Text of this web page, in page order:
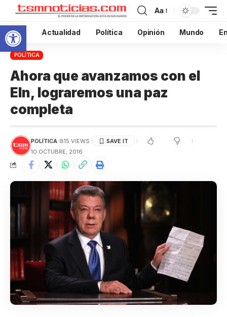
Abrir barra de herramientas
Aa
Inicio Actualidad Política Opinión Mundo
POLÍTICA
Ahora que avanzamos con el
Eln, lograremos una paz
completa
POLÍTICA 815 VIEWS
10 OCTUBRE, 2016